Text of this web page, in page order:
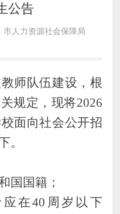
公告
市人力资源社会保障局
师队伍建设， 根
规定 ， 现将2026
面向社会公开招
。
国国籍；
应在40周岁以下